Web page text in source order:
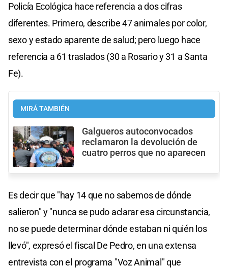
Policía Ecológica hace referencia a dos cifras
diferentes. Primero, describe 47 animales por color,
sexo y estado aparente de salud; pero luego hace
referencia a 61 traslados (30 a Rosario y 31 a Santa
Fe).
MIRÁ TAMBIÉN
Galgueros autoconvocados
reclamaron la devolución de
cuatro perros que no aparecen
Es decir que "hay 14 que no sabemos de dónde
salieron" y "nunca se pudo aclarar esa circunstancia,
no se puede determinar dónde estaban ni quién los
llevó", expresó el fiscal De Pedro, en una extensa
entrevista con el programa "Voz Animal" que